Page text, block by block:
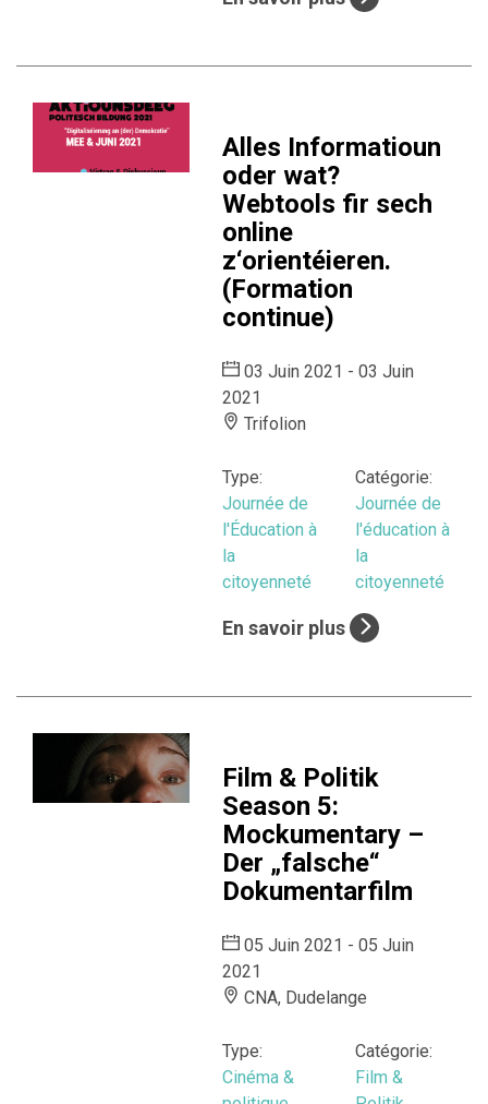
Alles Informatioun
oder wat?
Webtools fir sech
online
z‘orientéieren.
(Formation
continue)
03 Juin 2021 - 03 Juin
2021
Trifolion
Type:
Journée de
l'Éducation à
la
citoyenneté
Catégorie:
Journée de
l'éducation à
la
citoyenneté
En savoir plus
Film & Politik
Season 5:
Mockumentary –
Der „falsche“
Dokumentarfilm
05 Juin 2021 - 05 Juin
2021
CNA, Dudelange
Type:
Cinéma &
Catégorie:
Film &